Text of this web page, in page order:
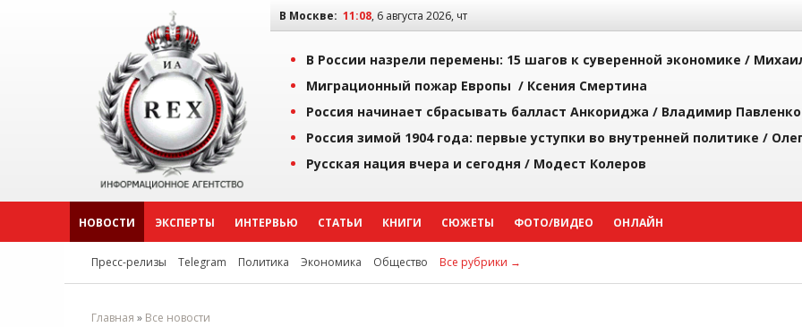
В Москве: 11:08, 6 августа 2026, чт
В России назрели перемены: 15 шагов к суверенной экономике /
Миграционный пожар Европы / Ксения Смертина
Россия начинает сбрасывать балласт Анкориджа / Владимир Павленко
Россия зимой 1904 года: первые уступки во внутренней политике /
Русская нация вчера и сегодня / Модест Колеров
НОВОСТИ ЭКСПЕРТЫ ИНТЕРВЬЮ СТАТЬИ КНИГИ СЮЖЕТЫ ФОТО/ВИДЕО ОНЛАЙН
Пресс-релизы Telegram Политика Экономика Общество Все рубрики →
Главная » Все новости